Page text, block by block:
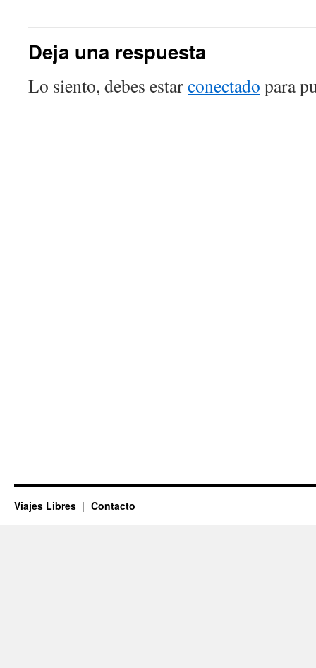
Deja una respuesta
Lo siento, debes estarconectado para
Viajes Libres Contacto